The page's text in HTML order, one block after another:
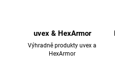
uvex & HexArmor
Výhradně produkty uvex a
HexArmor